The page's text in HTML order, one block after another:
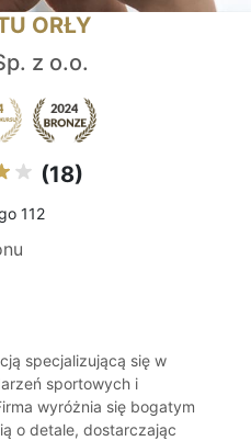
ORŁY
z o.o.
(18)
112
specjalizującą się w
sportowych i
wyróżnia się bogatym
o detale, dostarczając